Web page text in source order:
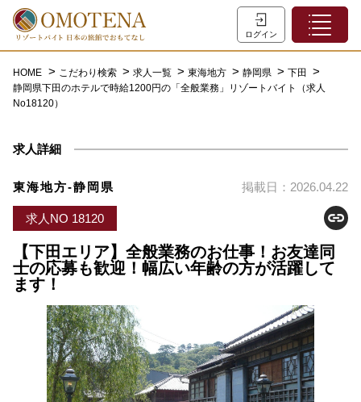
ログイン
ホーム
特集一覧
初めての方へ
お問い合わせ
よくあるご質問
会員登録
0120-932-959
【TEL受付】9:30～18:00 土日・祝日定休
HOME こだわり検索 求人一覧 東海地方 静岡県
下田
静岡県下田のホテルで時給1200円の「全般業務」リゾートバイト（求人
No18120）
求人詳細
東海地方-静岡県 掲載日：2026.04.22
求人NO 18120
【下田エリア】全般業務のお仕事！お友達同
士の応募も歓迎！幅広い年齢の方が活躍して
ます！